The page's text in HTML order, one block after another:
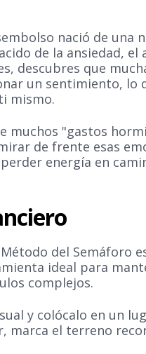
nació de una
de la ansiedad,
descubres que
un sentimiento, lo
mismo.
muchos "gastos
de frente esas
energía en
del Semáforo
ideal para
complejos.
y colócalo en un
marca el terreno